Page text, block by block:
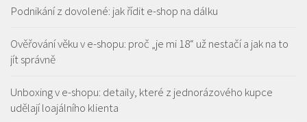
Podnikání z dovolené: jak řídit e-shop na dálku
Ověřování věku v e-shopu: proč „je mi 18“ už nestačí a jak na to
jít správně
Unboxing v e-shopu: detaily, které z jednorázového kupce
udělají loajálního klienta